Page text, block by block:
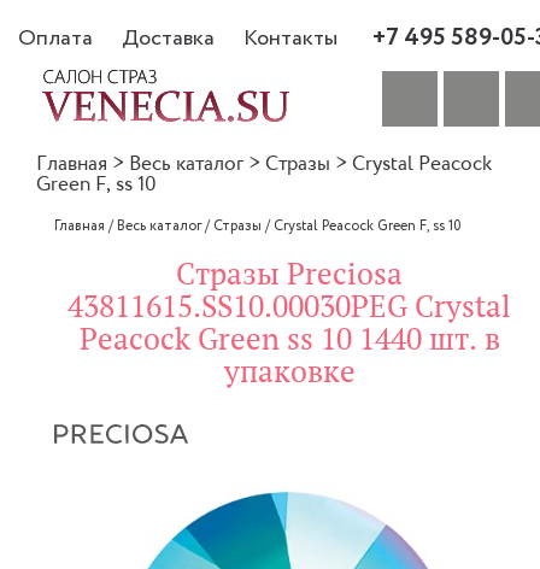
Оплата Доставка Контакты +7 495 589-
Главная > Весь каталог > Стразы > Crystal Peacock
Green F, ss 10
Главная /Весь каталог/Стразы /Crystal Peacock Green F, ss 10
Стразы Preciosa
43811615.SS10.00030PEG Crystal
Peacock Green ss 10 1440 шт. в
упаковке